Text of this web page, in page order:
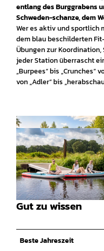
entlang des Burggrabens
Schweden-schanze, dem
Wer es aktiv und sportlich
dem blau beschilderten
Übungen zur
jeder Station überrascht
„Burpees“ bis „Crunches“
von „Adler“ bis
© Max Wiesenbach/STADE Marketing und
smus GmbH |
© Maximilian Wiesenbach/STADE Marketing
d Tourismus GmbH |
Gut zu wissen
Beste Jahreszeit